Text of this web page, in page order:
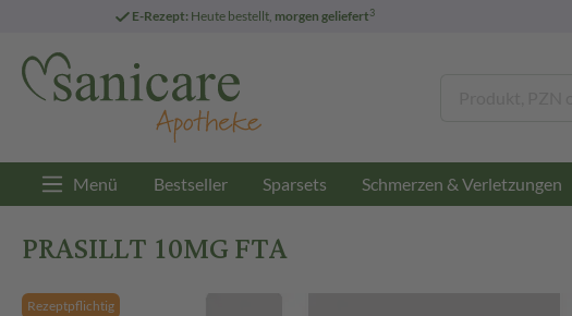
E-Rezept: Heute bestellt, morgen geliefert3
Menü Bestseller Sparsets Schmerzen & Verletzungen
PRASILLT 10MG FTA
Rezeptpflichtig